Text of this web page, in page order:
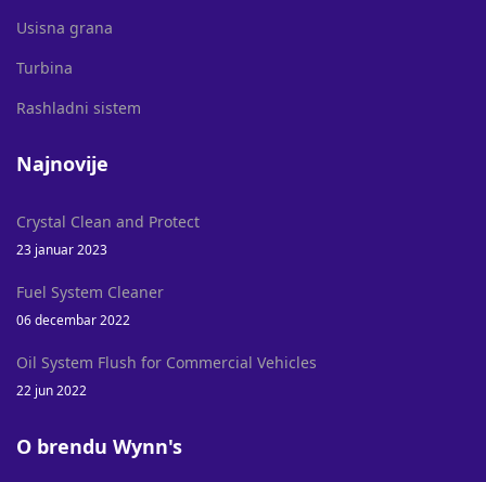
Usisna grana
Turbina
Rashladni sistem
Najnovije
Crystal Clean and Protect
23 januar 2023
Fuel System Cleaner
06 decembar 2022
Oil System Flush for Commercial Vehicles
22 jun 2022
O brendu Wynn's